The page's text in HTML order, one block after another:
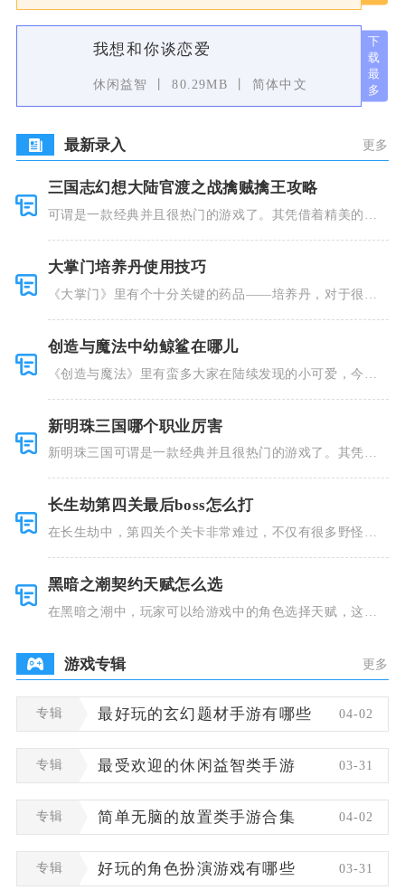
我想和你谈恋爱
休闲益智 80.29MB 简体中文
最新录入 更多
三国志幻想大陆官渡之战擒贼擒王攻略
可谓是一款经典并且很热门的游戏了。其凭借着精美的画
大掌门培养丹使用技巧
《大掌门》里有个十分关键的药品——培养丹，对于很多
创造与魔法中幼鲸鲨在哪儿
《创造与魔法》里有蛮多大家在陆续发现的小可爱，今天
新明珠三国哪个职业厉害
新明珠三国可谓是一款经典并且很热门的游戏了。其凭借
长生劫第四关最后boss怎么打
在长生劫中，第四关个关卡非常难过，不仅有很多野怪，
黑暗之潮契约天赋怎么选
在黑暗之潮中，玩家可以给游戏中的角色选择天赋，这些
游戏专辑 更多
专辑 最好玩的玄幻题材手游有哪些 04-02
专辑 最受欢迎的休闲益智类手游 03-31
专辑 简单无脑的放置类手游合集 04-02
专辑 好玩的角色扮演游戏有哪些 03-31